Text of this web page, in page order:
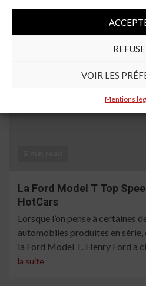
VOIR LES
Mentions
le pare-brise vous indiquera la
consommée par cette voiture
suite
La Ford Model T Top
HotCars
Lorsque l’on pense à certaines
automobiles produites en série,
la Ford Model T. Henry Ford a
la suite